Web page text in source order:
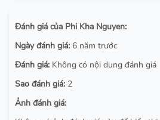
Đánh giá của Phi Kha Nguyen:
Ngày đánh giá: 6 năm trước
Đánh giá: Không có nội dung đánh giá
Sao đánh giá: 2
Ảnh đánh giá: